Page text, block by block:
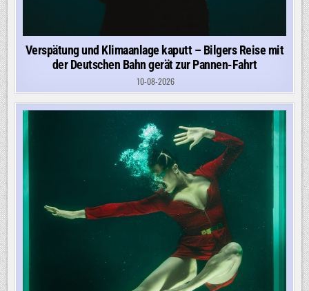
Verspätung und Klimaanlage kaputt – Bilgers Reise mit
der Deutschen Bahn gerät zur Pannen-Fahrt
10-08-2026